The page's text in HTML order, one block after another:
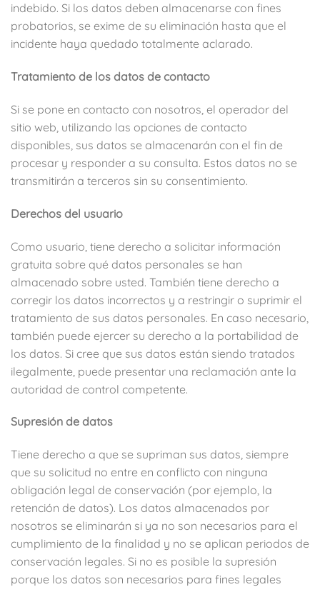
indebido. Si los datos deben almacenarse con fines
probatorios, se exime de su eliminación hasta que el
incidente haya quedado totalmente aclarado.
Tratamiento de los datos de contacto
Si se pone en contacto con nosotros, el operador del
sitio web, utilizando las opciones de contacto
disponibles, sus datos se almacenarán con el fin de
procesar y responder a su consulta. Estos datos no se
transmitirán a terceros sin su consentimiento.
Derechos del usuario
Como usuario, tiene derecho a solicitar información
gratuita sobre qué datos personales se han
almacenado sobre usted. También tiene derecho a
corregir los datos incorrectos y a restringir o suprimir el
tratamiento de sus datos personales. En caso necesario,
también puede ejercer su derecho a la portabilidad de
los datos. Si cree que sus datos están siendo tratados
ilegalmente, puede presentar una reclamación ante la
autoridad de control competente.
Supresión de datos
Tiene derecho a que se supriman sus datos, siempre
que su solicitud no entre en conflicto con ninguna
obligación legal de conservación (por ejemplo, la
retención de datos). Los datos almacenados por
nosotros se eliminarán si ya no son necesarios para el
cumplimiento de la finalidad y no se aplican periodos de
conservación legales. Si no es posible la supresión
porque los datos son necesarios para fines legales